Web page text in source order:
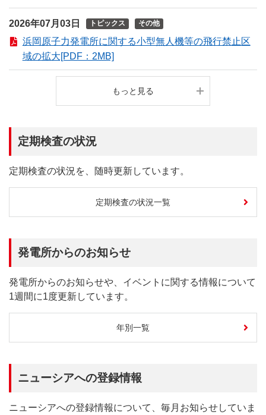
2026年07月03日 トピックス その他
浜岡原子力発電所に関する小型無人機等の飛行禁止区
域の拡大[PDF：2MB]
もっと見る
定期検査の状況
定期検査の状況を、随時更新しています。
定期検査の状況一覧
発電所からのお知らせ
発電所からのお知らせや、イベントに関する情報について
1週間に1度更新しています。
年別一覧
ニューシアへの登録情報
ニューシアへの登録情報について、毎月お知らせしていま